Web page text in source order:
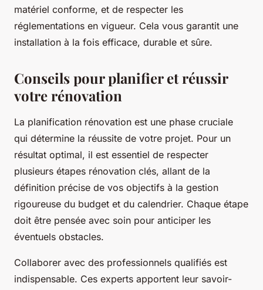
matériel conforme, et de respecter les
réglementations en vigueur. Cela vous garantit une
installation à la fois efficace, durable et sûre.
Conseils pour planifier et réussir
votre rénovation
La planification rénovation est une phase cruciale
qui détermine la réussite de votre projet. Pour un
résultat optimal, il est essentiel de respecter
plusieurs étapes rénovation clés, allant de la
définition précise de vos objectifs à la gestion
rigoureuse du budget et du calendrier. Chaque étape
doit être pensée avec soin pour anticiper les
éventuels obstacles.
Collaborer avec des professionnels qualifiés est
indispensable. Ces experts apportent leur savoir-